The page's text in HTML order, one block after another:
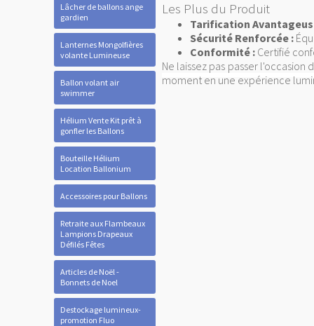
Lâcher de ballons ange
gardien
Lanternes Mongolfières
volante Lumineuse
Ballon volant air
swimmer
Hélium Vente Kit prêt à
gonfler les Ballons
Bouteille Hélium
Location Ballonium
Accessoires pour Ballons
Retraite aux Flambeaux
Lampions Drapeaux
Défilés Fêtes
Articles de Noël -
Bonnets de Noel
Destockage lumineux-
promotion Fluo
Les Plus du Produit
Tarification
Sécurité Renforcée :
Conformité : Certifié
Ne laissez pas passer
moment en une expérience